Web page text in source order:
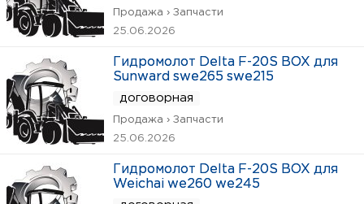
Продажа › Запчасти
25.06.2026
Гидромолот Delta F-20S BOX для
Sunward swe265 swe215
договорная
Продажа › Запчасти
25.06.2026
Гидромолот Delta F-20S BOX для
Weichai we260 we245